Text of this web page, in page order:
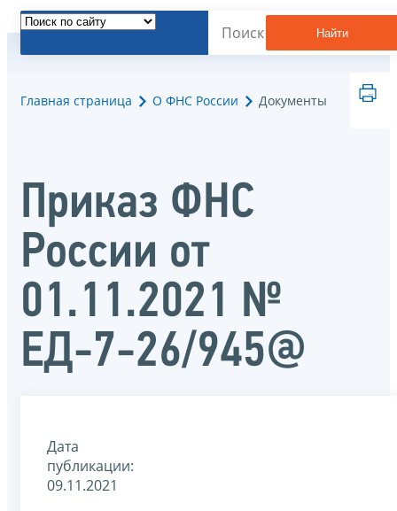
Найти
Главная страница О ФНС России Документы
Приказ ФНС
России от
01.11.2021 №
ЕД-7-26/945@
Дата
публикации:
09.11.2021